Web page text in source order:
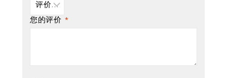
您的评价 *